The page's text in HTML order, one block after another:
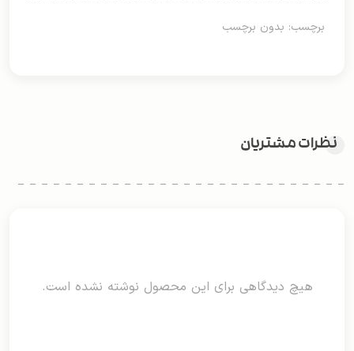
برچسب: بدون برچسب
نظرات مشتریان
هیچ دیدگاهی برای این محصول نوشته نشده است.